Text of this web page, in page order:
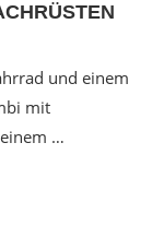
und einem
mit
…